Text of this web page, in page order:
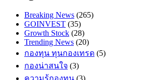
Breaking News (265)
GOINVEST (35)
Growth Stock (28)
Trending News (20)
กองทุน ทุนกองเทรด (5)
กองน่าสนใจ (3)